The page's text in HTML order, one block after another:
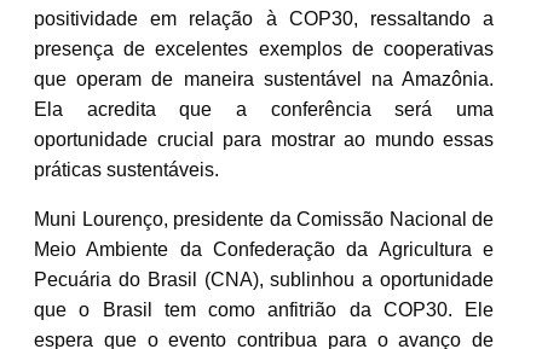
positividade em relação à COP30, ressaltando a
presença de excelentes exemplos de cooperativas
que operam de maneira sustentável na Amazônia.
Ela acredita que a conferência será uma
oportunidade crucial para mostrar ao mundo essas
práticas sustentáveis.
Muni Lourenço, presidente da Comissão Nacional de
Meio Ambiente da Confederação da Agricultura e
Pecuária do Brasil (CNA), sublinhou a oportunidade
que o Brasil tem como anfitrião da COP30. Ele
espera que o evento contribua para o avanço de